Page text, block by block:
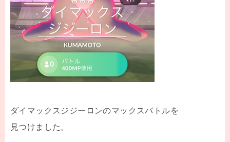
ダイマックスジジーロンのマックスバトルを
見つけました。